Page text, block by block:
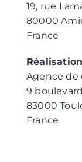
19, rue
80000
France
Agence de
9
83000
France